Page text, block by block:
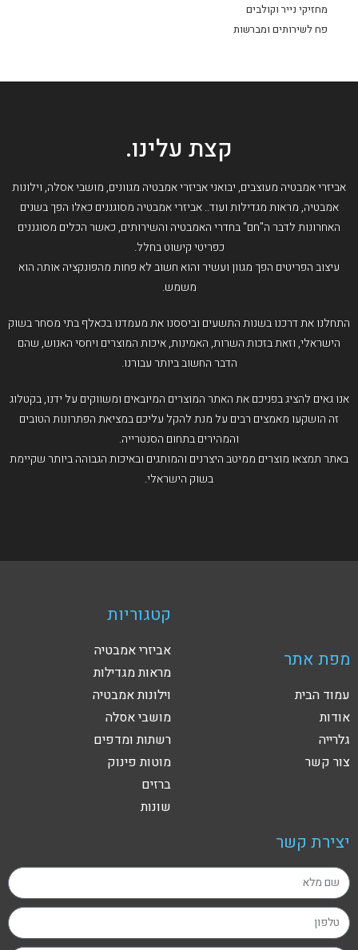
מחזיקי נייר וקולבים
פח לשירותים ומברשות
קצת עלינו.
אביזרי אמבטיה מעוצבים, יבואני אביזרי אמבטיה מגוונים, מושבי אסלה, וילונות
אמבטיה, מראות מגדילות ועוד.. אביזרי אמבטיה מסוגננים כאלו הפך בשנים
האחרונות לדבר ה"חם" בחדרי האמבטיה והשירותים, כאשר הכלים מסוגננים
כפריטי קישוט בחלל.
עיצוב הפריטים הפך מגוון ועשיר והוא חשוב לא פחות מהפונקציה אותה הוא
משמש.
התחלנו את דרכנו בשנות התשעים וביססנו את מעמדנו בכאלף בתי מסחר בשוק
הישראלי, וזאת בזכות השרות, האמינות, איכות המוצרים ויחסי האנוש, שהם
הדבר החשוב ביותר עבורנו.
אנו גאים להציג בפניכם את האתר המוצרים המיובאים ומשווקים על ידנו, בקטלוג
זה הושקעו מאמצים רבים על מנת להקל עליכם במציאת הפתרונות הטובים
והמהירים בתחום הסנטרייה.
באתר תמצאו מוצרים ממיטב היצרנים והמותגים ובאיכות הגבוהה ביותר שקיימת
בשוק הישראלי.
מפת אתר
עמוד הבית
אודות
גלרייה
צור קשר
קטגוריות
אביזרי אמבטיה
מראות מגדילות
וילונות אמבטיה
מושבי אסלה
רשתות ומדפים
מוטות פינוק
ברזים
שונות
יצירת קשר